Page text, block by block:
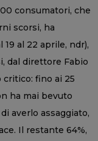
consumatori, che
scorsi, ha
al 22 aprile, ndr),
dal direttore Fabio
critico: fino ai 25
ha mai bevuto
averlo assaggiato,
Il restante 64%,